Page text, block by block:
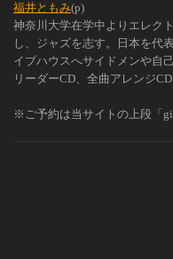
福井ともみ(p)
神奈川大学在学中よりエレク
し、ジャズを志す。日本を代
イブハウスへサイドメンや自
リーダーCD、全曲アレンジ
※ご予約は当サイトの上段「